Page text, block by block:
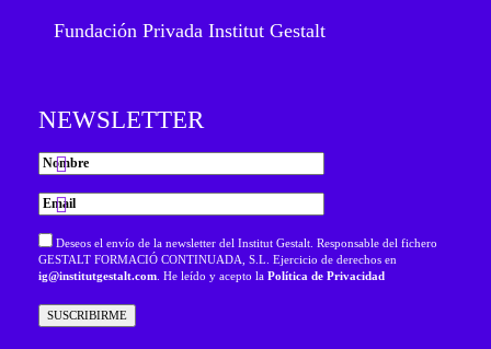
Fundación Privada Institut Gestalt
NEWSLETTER
Deseos el envío de la newsletter del Institut Gestalt. Responsable del fichero
GESTALT FORMACIÓ CONTINUADA, S.L. Ejercicio de derechos en
ig@institutgestalt.com . He leído y acepto la Política de Privacidad